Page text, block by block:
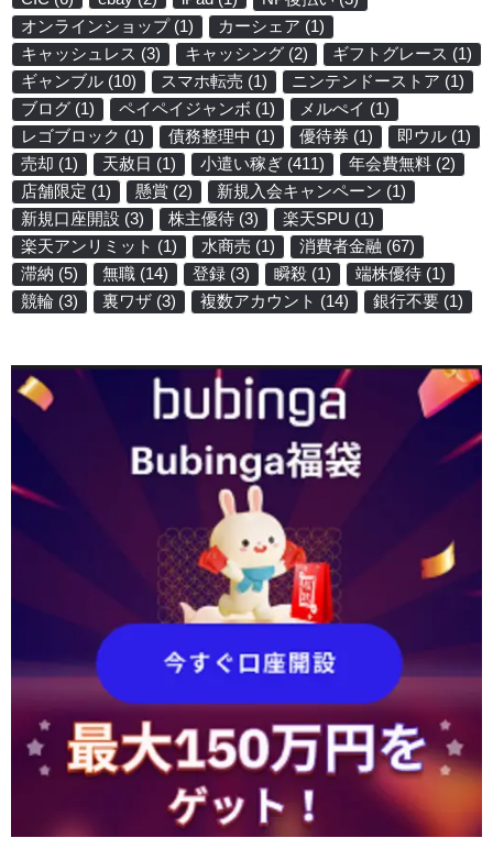
オンラインショップ(1) カーシェア (1)
キャッシュレス (3) キャッシング (2) ギフトグレース (1)
ギャンブル (10) スマホ転売 (1) ニンテンドーストア (1)
ブログ (1) ペイペイジャンボ (1) メルぺイ (1)
レゴブロック (1) 債務整理中 (1) 優待券 (1) 即ウル (1)
売却 (1) 天赦日 (1) 小遣い稼ぎ (411) 年会費無料 (2)
店舗限定 (1) 懸賞 (2) 新規入会キャンペーン (1)
新規口座開設 (3) 株主優待 (3) 楽天SPU (1)
楽天アンリミット (1) 水商売 (1) 消費者金融 (67)
滞納 (5) 無職 (14) 登録 (3) 瞬殺 (1) 端株優待 (1)
競輪 (3) 裏ワザ (3) 複数アカウント (14) 銀行不要 (1)